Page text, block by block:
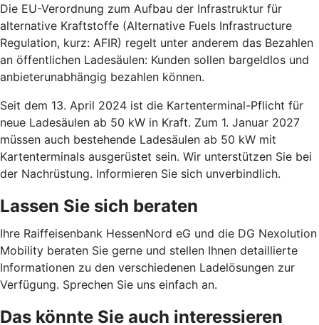
Die EU-Verordnung zum Aufbau der Infrastruktur für
alternative Kraftstoffe (Alternative Fuels Infrastructure
Regulation, kurz: AFIR) regelt unter anderem das Bezahlen
an öffentlichen Ladesäulen: Kunden sollen bargeldlos und
anbieterunabhängig bezahlen können.
Seit dem 13. April 2024 ist die Kartenterminal-Pflicht für
neue Ladesäulen ab 50 kW in Kraft. Zum 1. Januar 2027
müssen auch bestehende Ladesäulen ab 50 kW mit
Kartenterminals ausgerüstet sein. Wir unterstützen Sie bei
der Nachrüstung. Informieren Sie sich unverbindlich.
Lassen Sie sich beraten
Ihre Raiffeisenbank HessenNord eG und die DG Nexolution
Mobility beraten Sie gerne und stellen Ihnen detaillierte
Informationen zu den verschiedenen Ladelösungen zur
Verfügung. Sprechen Sie uns einfach an.
Das könnte Sie auch interessieren